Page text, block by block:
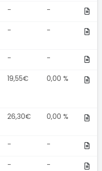
- -
- -
- -
19,55€ 0,00 %
26,30€ 0,00 %
- -
- -